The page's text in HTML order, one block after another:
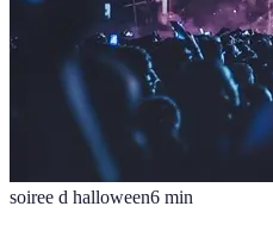
soiree d halloween6 min